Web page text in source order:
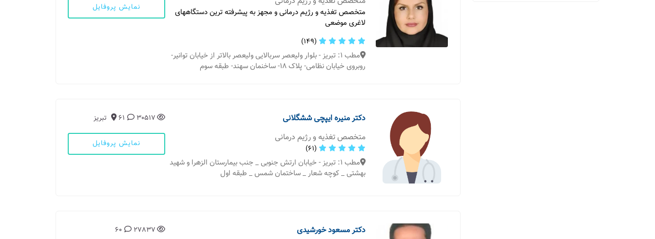
متخصص تغذیه و رژیم درمانی و مجهز به پیشرفته ترین دستگاههای
لاغری موضعی
(149)
مطب 1: تبریز - بلوار ولیعصر سربالایی ولیعصر بالاتر از خیابان توانیر-
روبروی خیابان نظامی- پلاک ۱۸- ساخنمان سهند- طبقه سوم
نمایش پروفایل
دکتر منیره ایپچی ششگلانی
متخصص تغذیه و رژیم درمانی
(61)
مطب 1: تبریز - خیابان ارتش جنوبی _ جنب بیمارستان الزهرا و شهید
بهشتی _ کوچه شعار _ ساختمان شمس _ طبقه اول
30517
61 تبریز
نمایش پروفایل
دکتر مسعود خورشیدی
27837
60